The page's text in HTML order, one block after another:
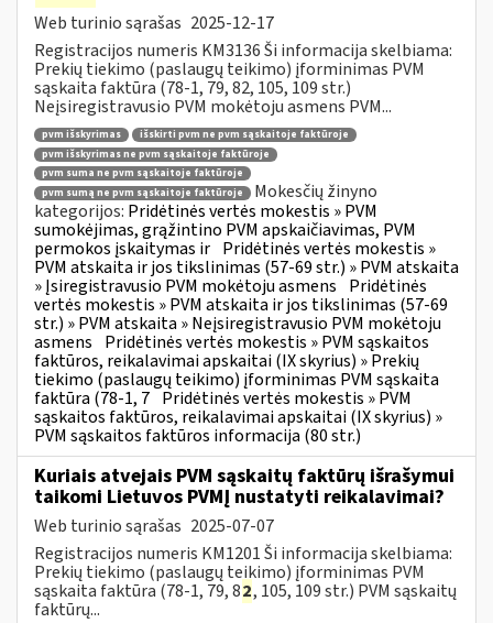
Web turinio sąrašas 2025-12-17
Registracijos numeris KM3136 Ši informacija skelbiama:
Prekių tiekimo (paslaugų teikimo) įforminimas PVM
sąskaita faktūra (78-1, 79, 82, 105, 109 str.)
Neįsiregistravusio PVM mokėtoju asmens PVM...
pvm išskyrimas
išskirti pvm ne pvm sąskaitoje faktūroje
pvm išskyrimas ne pvm sąskaitoje faktūroje
pvm suma ne pvm sąskaitoje faktūroje
pvm sumą ne pvm sąskaitoje faktūroje
Mokesčių žinyno
kategorijos: Pridėtinės vertės mokestis » PVM
sumokėjimas, grąžintino PVM apskaičiavimas, PVM
permokos įskaitymas ir Pridėtinės vertės mokestis »
PVM atskaita ir jos tikslinimas (57-69 str.) » PVM atskaita
» Įsiregistravusio PVM mokėtoju asmens Pridėtinės
vertės mokestis » PVM atskaita ir jos tikslinimas (57-69
str.) » PVM atskaita » Neįsiregistravusio PVM mokėtoju
asmens Pridėtinės vertės mokestis » PVM sąskaitos
faktūros, reikalavimai apskaitai (IX skyrius) » Prekių
tiekimo (paslaugų teikimo) įforminimas PVM sąskaita
faktūra (78-1, 7 Pridėtinės vertės mokestis » PVM
sąskaitos faktūros, reikalavimai apskaitai (IX skyrius) »
PVM sąskaitos faktūros informacija (80 str.)
Kuriais atvejais PVM sąskaitų faktūrų išrašymui
taikomi Lietuvos PVMĮ nustatyti reikalavimai?
Web turinio sąrašas 2025-07-07
Registracijos numeris KM1201 Ši informacija skelbiama:
Prekių tiekimo (paslaugų teikimo) įforminimas PVM
sąskaita faktūra (78-1, 79, 82, 105, 109 str.) PVM sąskaitų
faktūrų...